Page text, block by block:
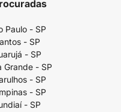
Paulo - SP
- SP
- SP
Grande - SP
- SP
- SP
- SP